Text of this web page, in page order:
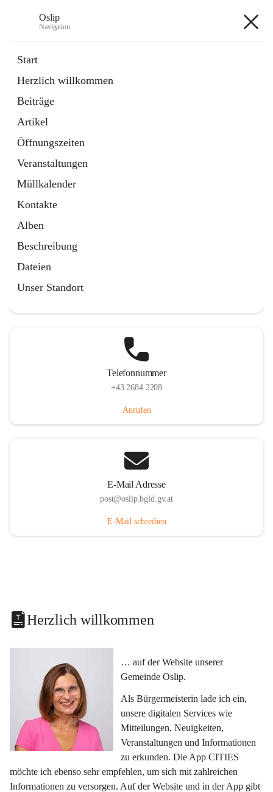
Oslip
Navigation
Start
Herzlich willkommen
Beiträge
Artikel
Öffnungszeiten
Veranstaltungen
Müllkalender
Kontakte
Alben
Beschreibung
Dateien
Unser Standort
Externe Webseite
in
Tab
Bundeskanzleramt Österreich
Externe Webseite
öffnet
in
neuem
Tab
Telefonnummer
+43 2684 2208
Anrufen
E-Mail Adresse
post@oslip.bgld.gv.at
E-Mail schreiben
Herzlich willkommen
… auf der Website unserer
Gemeinde Oslip.
Als Bürgermeisterin lade ich ein,
unsere digitalen Services wie
Mitteilungen, Neuigkeiten,
Veranstaltungen und Informationen
zu erkunden. Die App CITIES
möchte ich ebenso sehr empfehlen, um sich mit zahlreichen
Informationen zu versorgen. Auf der Website und in der App gibt